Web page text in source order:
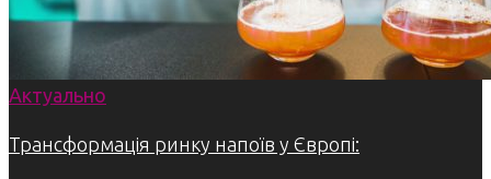
Актуально
Трансформація ринку напоїв у Європі: